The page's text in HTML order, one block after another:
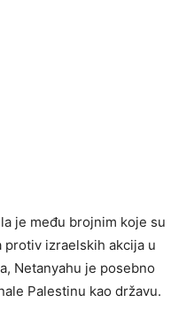
je među brojnim koje su
izraelskih akcija u
Netanyahu je posebno
Palestinu kao državu.